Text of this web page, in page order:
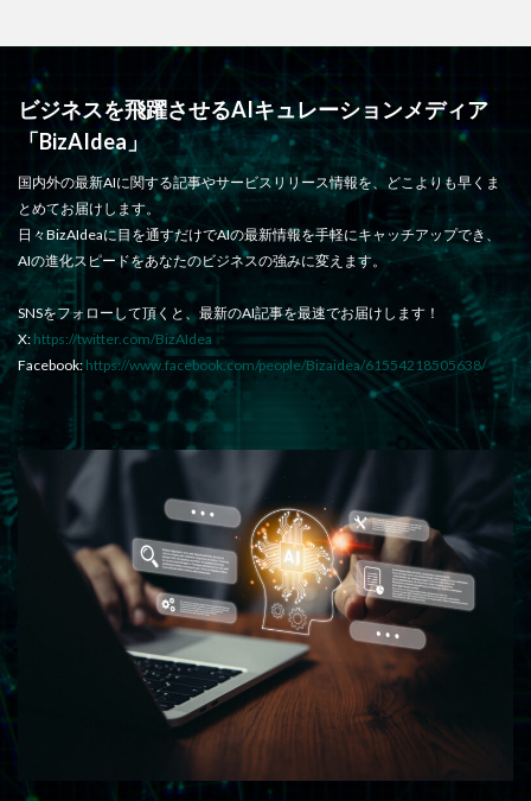
ビジネスを飛躍させるAIキュレーションメディア
「BizAIdea」
国内外の最新AIに関する記事やサービスリリース情報を、どこよりも早くま
とめてお届けします。
日々BizAIdeaに目を通すだけでAIの最新情報を手軽にキャッチアップでき、
AIの進化スピードをあなたのビジネスの強みに変えます。
SNSをフォローして頂くと、最新のAI記事を最速でお届けします！
X: https://twitter.com/BizAIdea
Facebook: https://www.facebook.com/people/Bizaidea/61554218505638/